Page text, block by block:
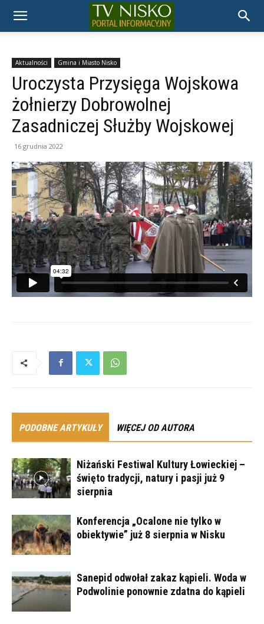
TELEWIZJA
NISKO
Aktualności Gmina i Miasto Nisko
Uroczysta Przysięga Wojskowa
żołnierzy Dobrowolnej
Zasadniczej Służby Wojskowej
16 grudnia 2022
PODOBNE ARTYKUŁY WIĘCEJ OD AUTORA
Niżański Festiwal Kultury Łowieckiej –
święto tradycji, natury i pasji już 9
sierpnia
Konferencja „Ocalone nie tylko w
obiektywie” już 8 sierpnia w Nisku
Sanepid odwołał zakaz kąpieli. Woda w
Podwolinie ponownie zdatna do kąpieli